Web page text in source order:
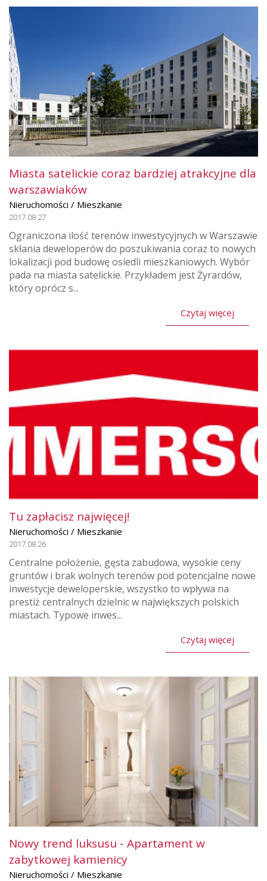
Miasta satelickie coraz bardziej atrakcyjne dla
warszawiaków
Nieruchomości / Mieszkanie
2017.08.27
Ograniczona ilość terenów inwestycyjnych w Warszawie
skłania deweloperów do poszukiwania coraz to nowych
lokalizacji pod budowę osiedli mieszkaniowych. Wybór
pada na miasta satelickie. Przykładem jest Żyrardów,
który oprócz s...
Czytaj więcej
Tu zapłacisz najwięcej!
Nieruchomości / Mieszkanie
2017.08.26
Centralne położenie, gęsta zabudowa, wysokie ceny
gruntów i brak wolnych terenów pod potencjalne nowe
inwestycje deweloperskie, wszystko to wpływa na
prestiż centralnych dzielnic w największych polskich
miastach. Typowe inwes...
Czytaj więcej
Nowy trend luksusu - Apartament w
zabytkowej kamienicy
Nieruchomości / Mieszkanie